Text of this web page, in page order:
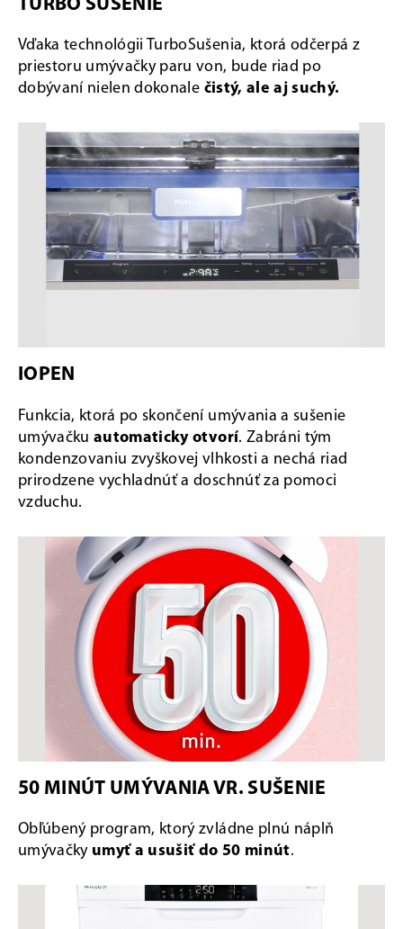
TURBO SUŠENIE
Vďaka technológii TurboSušenia, ktorá odčerpá z
priestoru umývačky paru von, bude riad po
dobývaní nielen dokonale čistý, ale aj suchý.
IOPEN
Funkcia, ktorá po skončení umývania a sušenie
umývačkuautomaticky otvorí. Zabráni tým
kondenzovaniu zvyškovej vlhkosti a nechá riad
prirodzene vychladnúť a doschnúť za pomoci
vzduchu.
50 MINÚT UMÝVANIA VR. SUŠENIE
Obľúbený program, ktorý zvládne plnú náplň
umývačky umyť a usušiť do 50 minút.